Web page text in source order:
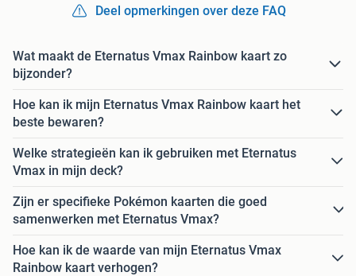
Deel opmerkingen over deze FAQ
Wat maakt de Eternatus Vmax Rainbow kaart zo
bijzonder?
Hoe kan ik mijn Eternatus Vmax Rainbow kaart het
beste bewaren?
Welke strategieën kan ik gebruiken met Eternatus
Vmax in mijn deck?
Zijn er specifieke Pokémon kaarten die goed
samenwerken met Eternatus Vmax?
Hoe kan ik de waarde van mijn Eternatus Vmax
Rainbow kaart verhogen?